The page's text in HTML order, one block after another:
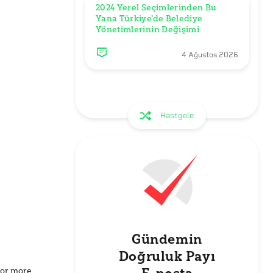
more
2024 Yerel Seçimlerinden Bu
Yana Türkiye'de Belediye
Yönetimlerinin Değişimi
4 Ağustos 2026
Rastgele
Gündemin
Doğruluk Payı